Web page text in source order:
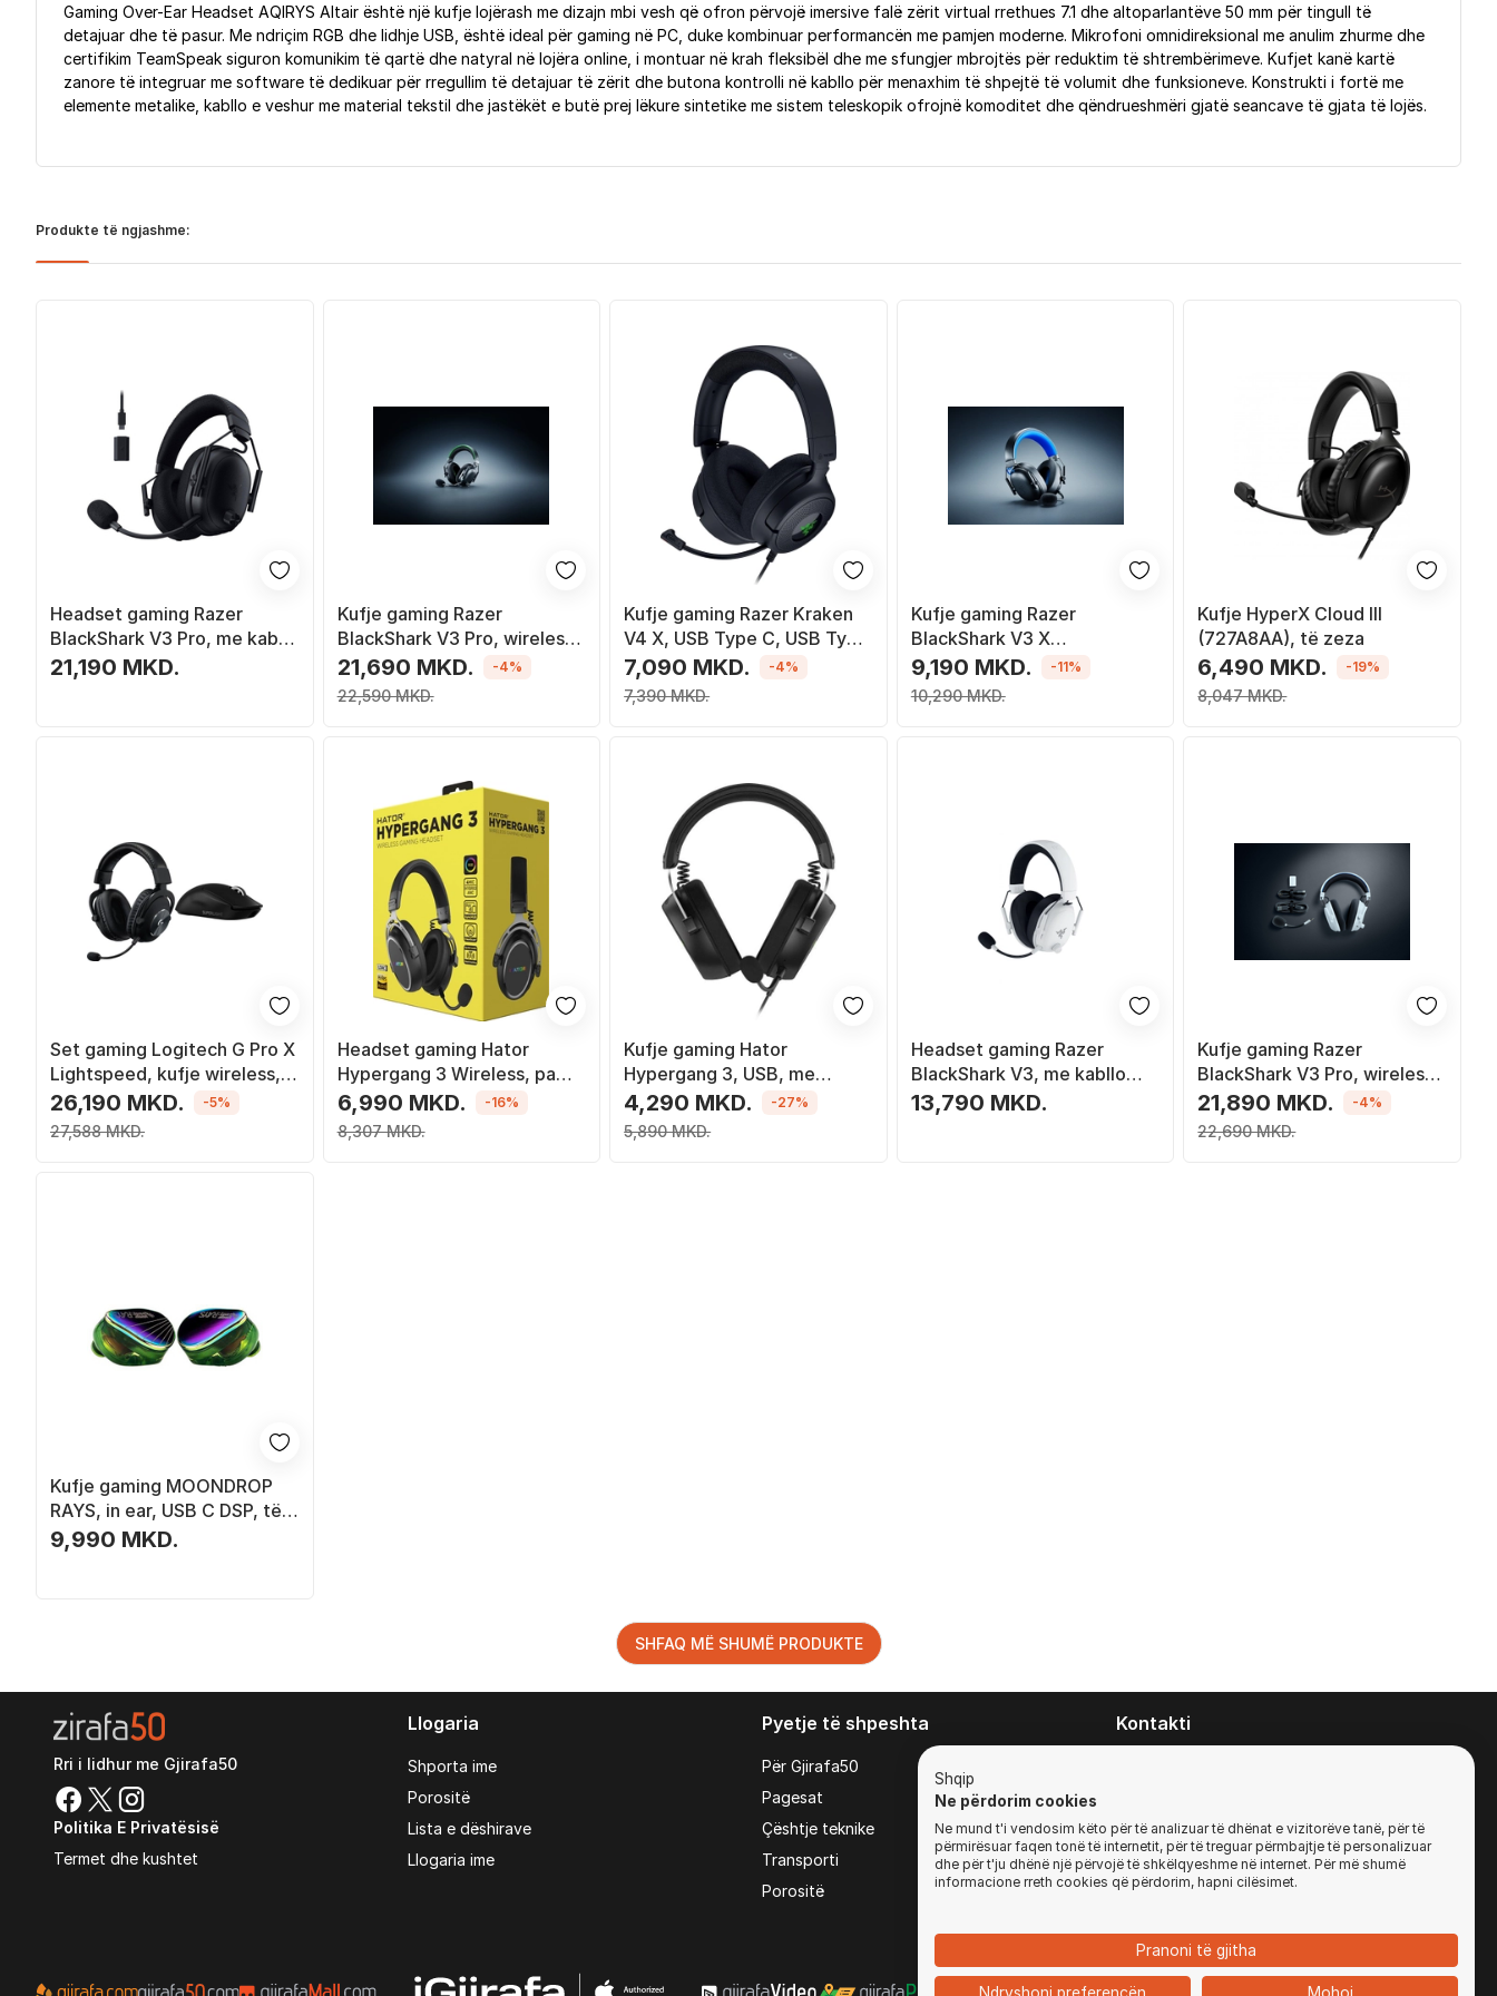
Gaming Over-Ear Headset AQIRYS Altair është një kufje lojërash me dizajn mbi vesh që ofron përvojë imersive falë zërit virtual rrethues 7.1 dhe altoparlantëve 50 mm për tingull të
detajuar dhe të pasur. Me ndriçim RGB dhe lidhje USB, është ideal për gaming në PC, duke kombinuar performancën me pamjen moderne. Mikrofoni omnidireksional me anulim zhurme dhe
certifikim TeamSpeak siguron komunikim të qartë dhe natyral në lojëra online, i montuar në krah fleksibël dhe me sfungjer mbrojtës për reduktim të shtrembërimeve. Kufjet kanë kartë
zanore të integruar me software të dedikuar për rregullim të detajuar të zërit dhe butona kontrolli në kabllo për menaxhim të shpejtë të volumit dhe funksioneve. Konstrukti i fortë me
elemente metalike, kabllo e veshur me material tekstil dhe jastëkët e butë prej lëkure sintetike me sistem teleskopik ofrojnë komoditet dhe qëndrueshmëri gjatë seancave të gjata të lojës.
Produkte të ngjashme:
Headset gaming Razer
BlackShark V3 Pro, me kabllo
dhe wireless, USB Type C
dhe Bluetooth, i zi
21,190 MKD.
Kufje gaming Razer
BlackShark V3 Pro, wireless
dhe me kabllo, USB,
Bluetooth, të zeza
21,690 MKD.
22,590 MKD.
-4%
Kufje gaming Razer Kraken
V4 X, USB Type C, USB Type
A, të zeza
7,090 MKD.
7,390 MKD.
-4%
Kufje gaming Razer
BlackShark V3 X
HyperSpeed, pa tela dhe me
kabllo, USB Type A, të
bardha
9,190 MKD.
10,290 MKD.
-11%
Kufje HyperX Cloud III
(727A8AA), të zeza
6,490 MKD.
8,047 MKD.
-19%
Set gaming Logitech G Pro X
Lightspeed, kufje wireless,
maus G Pro X Superlight 2, i
zi
26,190 MKD.
27,588 MKD.
-5%
Headset gaming Hator
Hypergang 3 Wireless, pa
kabllo, Bluetooth, i zi
6,990 MKD.
8,307 MKD.
-16%
Kufje gaming Hator
Hypergang 3, USB, me
mikrofon, të zeza
4,290 MKD.
5,890 MKD.
-27%
Headset gaming Razer
BlackShark V3, me kabllo
dhe wireless, USB Type A
13,790 MKD.
Kufje gaming Razer
BlackShark V3 Pro, wireless
dhe me kabllo, USB dhe
Bluetooth, të bardha
21,890 MKD.
22,690 MKD.
-4%
Kufje gaming MOONDROP
RAYS, in ear, USB C DSP, të
zeza
9,990 MKD.
SHFAQ MË SHUMË PRODUKTE
Rri i lidhur me Gjirafa50
Politika E Privatësisë
Termet dhe kushtet
Llogaria
Shporta ime
Porositë
Lista e dëshirave
Llogaria ime
Pyetje të shpeshta
Për Gjirafa50
Pagesat
Çështje teknike
Transporti
Porositë
Kontakti
Për kërkesa të ofertave:
b2b@zirafa50.mk
Shqip
Ne përdorim cookies
Ne mund t'i vendosim këto për të analizuar të dhënat e vizitorëve tanë, për të
përmirësuar faqen tonë të internetit, për të treguar përmbajtje të personalizuar
dhe për t'ju dhënë një përvojë të shkëlqyeshme në internet. Për më shumë
informacione rreth cookies që përdorim, hapni cilësimet.
Pranoni të gjitha